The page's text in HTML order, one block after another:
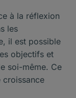
à la réflexion
les
il est possible
objectifs et
soi-même. Ce
croissance